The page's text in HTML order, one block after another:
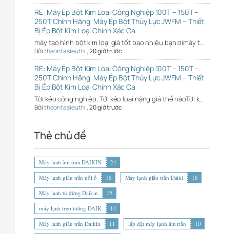
RE: Máy Ép Bột Kim Loại Công Nghiệp 100T – 150T –
250T Chính Hãng, Máy Ép Bột Thủy Lực JWFM – Thiết
Bị Ép Bột Kim Loại Chính Xác Ca
máy tạo hình bột kim loại giá tốt bao nhiêu bạn ơimáy t…
Bởithaontasieuthi,20 giờ trước
RE: Máy Ép Bột Kim Loại Công Nghiệp 100T – 150T –
250T Chính Hãng, Máy Ép Bột Thủy Lực JWFM – Thiết
Bị Ép Bột Kim Loại Chính Xác Ca
Tời kéo công nghiệp, Tới kéo loại nặng giá thế nàoTời k…
Bởithaontasieuthi,20 giờ trước
Thẻ chủ đề
Máy lạnh âm trần DAIKIN
24
Máy lạnh giấu trần nối ố
18 Máy lạnh giấu trần Daiki
18
Máy lạnh tủ đứng Daikin
15
máy lạnh treo tường DAIK
14
Máy lạnh giấu trần Daikin
11 lắp đặt máy lạnh âm trần
10